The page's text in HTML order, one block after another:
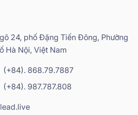
24, phố Đặng Tiến Đông, Phường
Hà Nội, Việt Nam
(+84). 868.79.7887
(+84). 987.787.808